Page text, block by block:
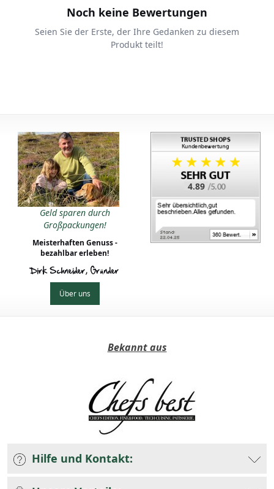
Noch keine Bewertungen
Seien Sie der Erste, der Ihre Gedanken zu diesem
Produkt teilt!
Geld sparen durch
Großpackungen!
Meisterhaften Genuss -
bezahlbar erleben!
Dirk Schneider, Gründer
Über uns
4.89
Bekannt aus
Hilfe und Kontakt: